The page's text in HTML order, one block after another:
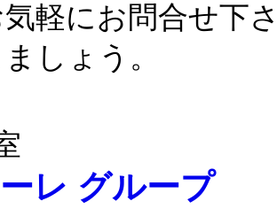
軽にお問合せ下
しょう。
レ グループ